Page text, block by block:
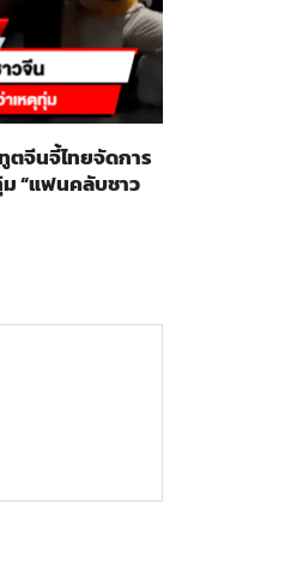
จีนจี้ไทยจัดการ
“แฟนคลับชาว